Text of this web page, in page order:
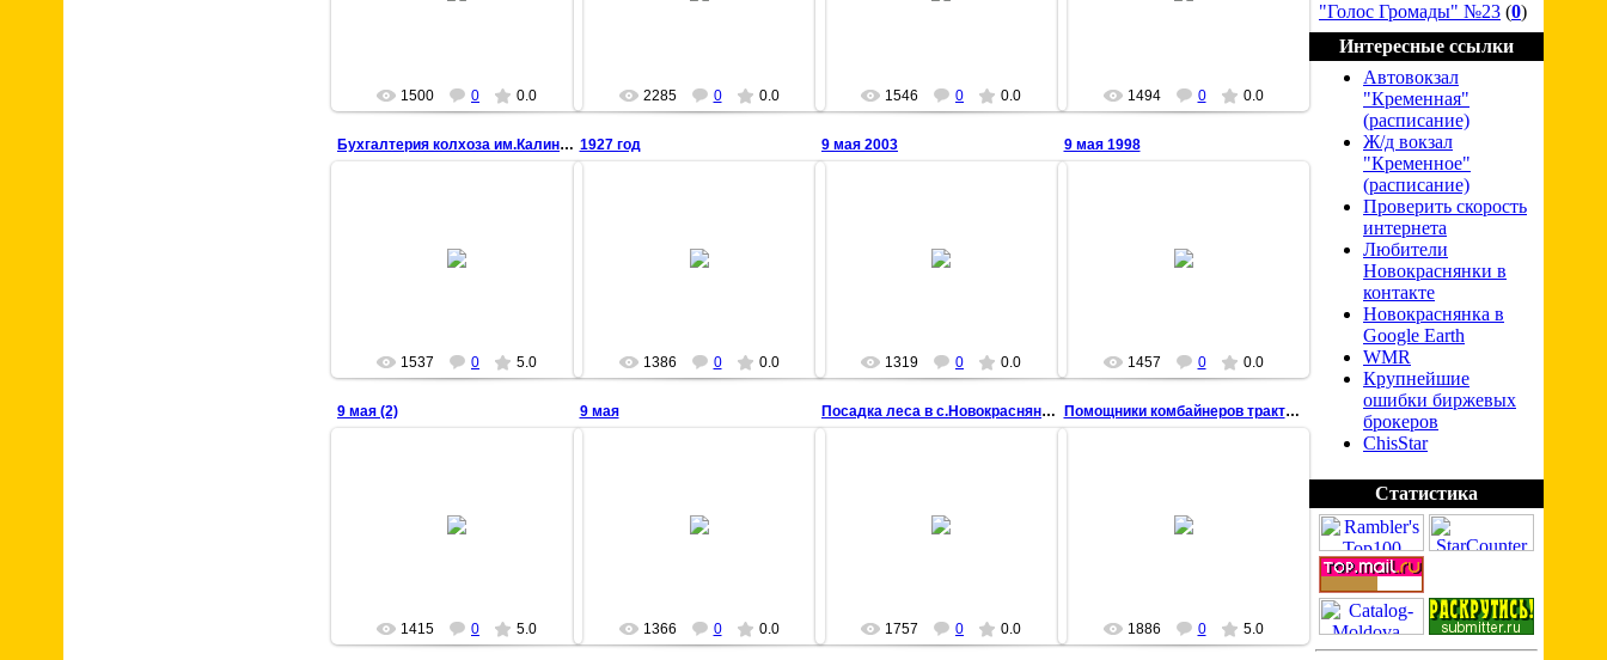
1500 0 0.0 2285 0 0.0 1546 0 0.0 1494 0 0.0
Бухгалтерия колхоза им.Калинина 1974 - 1975 гг.
1537 0 5.0
1927 год
1386 0 0.0
9 мая 2003
1319 0 0.0
9 мая 1998
1457 0 0.0
9 мая (2)
1415 0 5.0
9 мая
1366 0 0.0
Посадка леса в с.Новокраснянка 1940 - 1950 года
1757 0 0.0
Помощники комбайнеров тракторных бригад колхоза им
1886 0 5.0
"Голос Громады" №23 (0)
Интересные ссылки
Автовокзал
"Кременная"
(расписание)
Ж/д вокзал
"Кременное"
(расписание)
Проверить скорость
интернета
Любители
Новокраснянки в
контакте
Новокраснянка в
Google Earth
WMR
Крупнейшие
ошибки биржевых
брокеров
ChisStar
Статистика